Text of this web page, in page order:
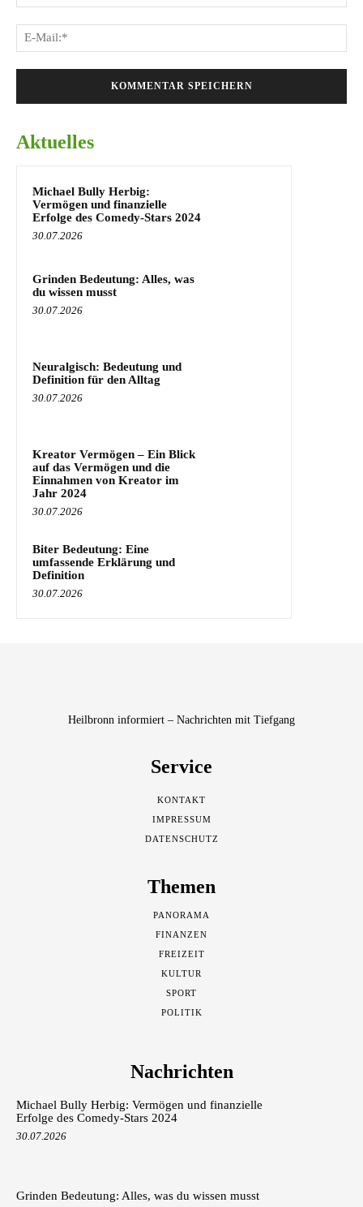
Aktuelles
Michael Bully Herbig:
Vermögen und finanzielle
Erfolge des Comedy-Stars 2024
30.07.2026
Grinden Bedeutung: Alles, was
du wissen musst
30.07.2026
Neuralgisch: Bedeutung und
Definition für den Alltag
30.07.2026
Kreator Vermögen – Ein Blick
auf das Vermögen und die
Einnahmen von Kreator im
Jahr 2024
30.07.2026
Biter Bedeutung: Eine
umfassende Erklärung und
Definition
30.07.2026
Heilbronn informiert – Nachrichten mit Tiefgang
Service
KONTAKT
IMPRESSUM
DATENSCHUTZ
Themen
PANORAMA
FINANZEN
FREIZEIT
KULTUR
SPORT
POLITIK
Nachrichten
Michael Bully Herbig: Vermögen und finanzielle
Erfolge des Comedy-Stars 2024
30.07.2026
Grinden Bedeutung: Alles, was du wissen musst